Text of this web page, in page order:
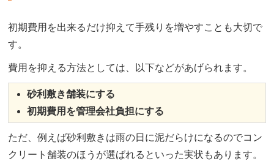
初期費用を出来るだけ抑えて手残りを増やすことも大切で
す。
費用を抑える方法としては、以下などがあげられます。
砂利敷き舗装にする
初期費用を管理会社負担にする
ただ、例えば砂利敷きは雨の日に泥だらけになるのでコン
クリート舗装のほうが選ばれるといった実状もあります。